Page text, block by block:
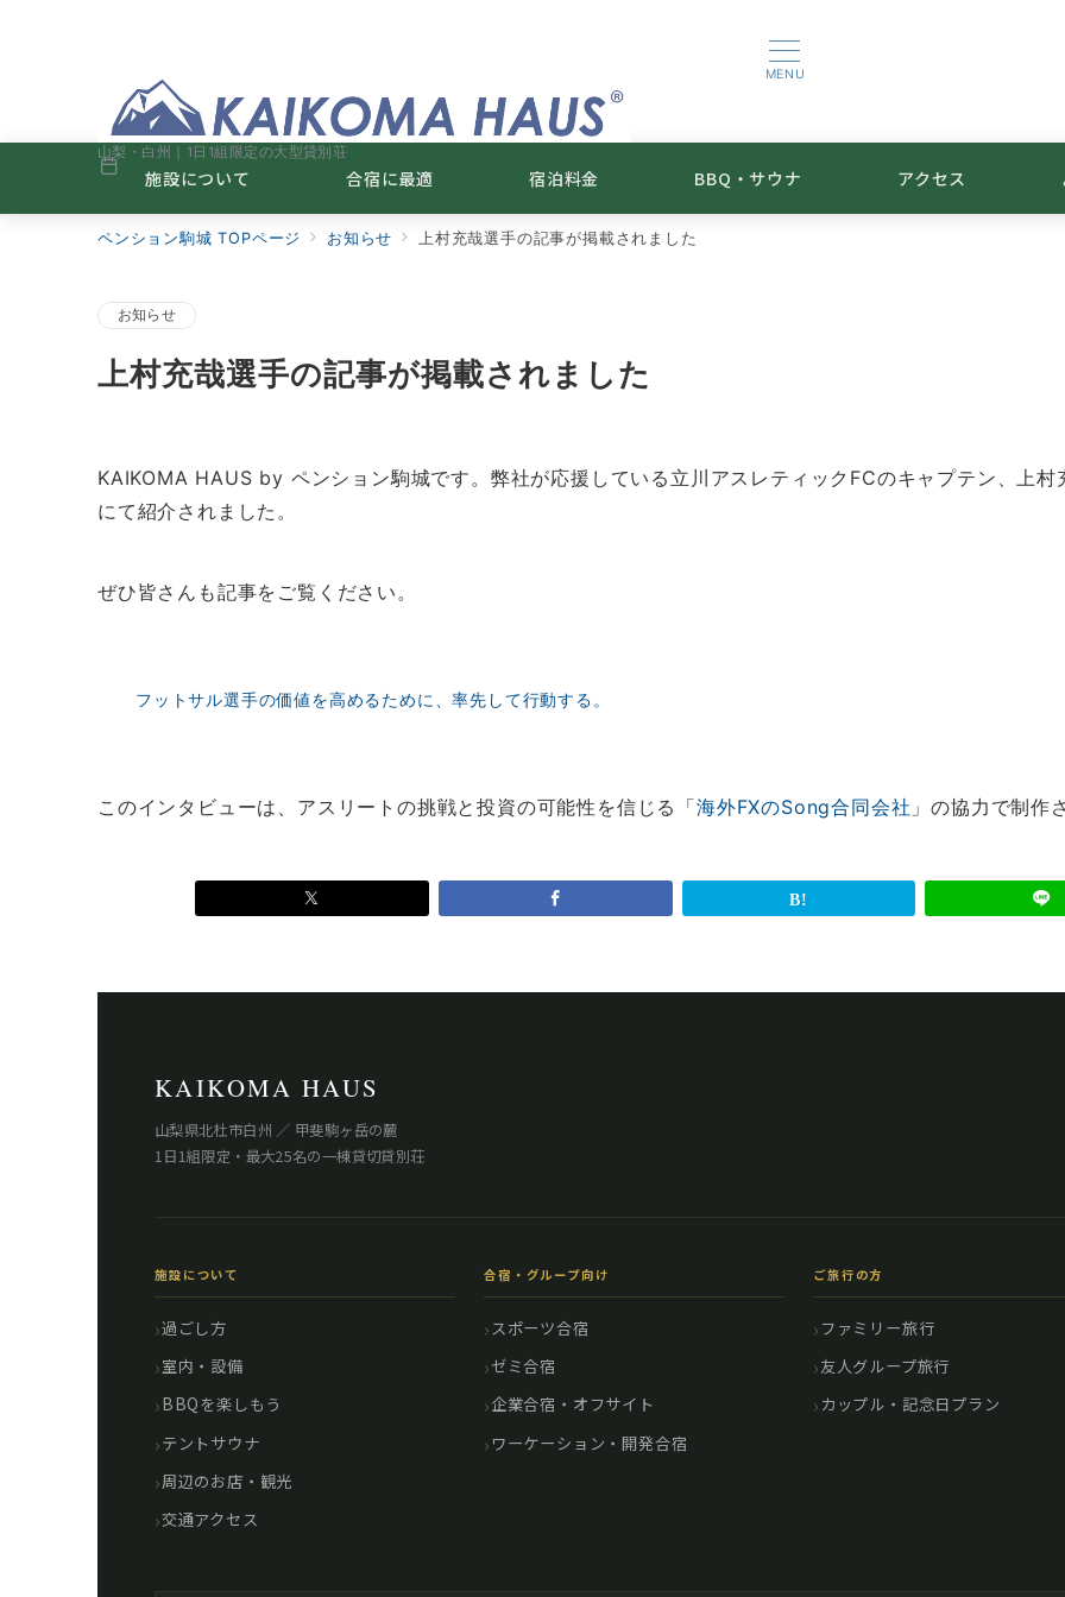
MENU
山梨・白州｜1日1組限定の大型貸別荘
施設について 合宿に最適 宿泊料金 BBQ・サウナ アクセス
ペンション駒城 TOPページ お知らせ 上村充哉選手の記事が掲載されました
お知らせ
上村充哉選手の記事が掲載されました
KAIKOMA HAUS by ペンション駒城です。弊社が応援している立川アスレティックFCのキャプテン、上
にて紹介されました。
ぜひ皆さんも記事をご覧ください。
フットサル選手の価値を高めるために、率先して行動する。
このインタビューは、アスリートの挑戦と投資の可能性を信じる「海外FXのSong合同会社 」の協力で制作
KAIKOMA HAUS
山梨県北杜市白州 ／ 甲斐駒ヶ岳の麓
1日1組限定・最大25名の一棟貸切貸別荘
施設について
過ごし方
室内・設備
BBQを楽しもう
テントサウナ
周辺のお店・観光
交通アクセス
合宿・グループ向け
スポーツ合宿
ゼミ合宿
企業合宿・オフサイト
ワーケーション・開発合宿
ご旅行の方
ファミリー旅行
友人グループ旅行
カップル・記念日プラン